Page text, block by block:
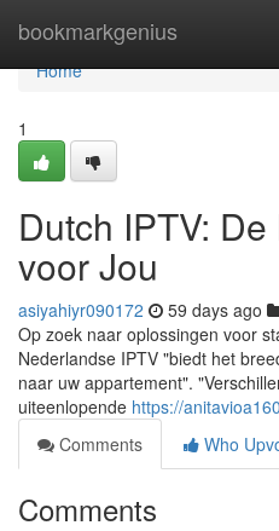
bookmarkgenius
Home
Home
1
Dutch IPTV:
voor Jou
asiyahiyr090172 59 days ago
Op zoek naar oplossingen voor
Nederlandse IPTV "biedt het
naar uw appartement".
uiteenlopende https://
Comments
Who
Comments